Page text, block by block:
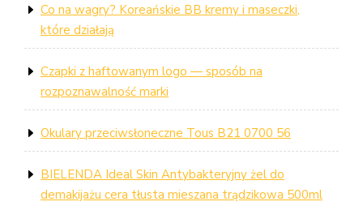
Co na wagry? Koreańskie BB kremy i maseczki,
które działają
Czapki z haftowanym logo — sposób na
rozpoznawalność marki
Okulary przeciwsłoneczne Tous B21 0700 56
BIELENDA Ideal Skin Antybakteryjny żel do
demakijażu cera tłusta mieszana trądzikowa 500ml